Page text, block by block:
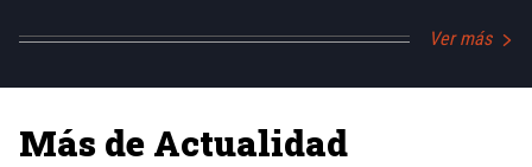
Ver más
Más de Actualidad